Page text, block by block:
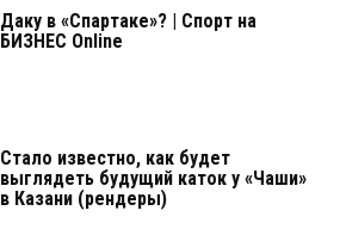
Даку в «Спартаке»? | Спорт на
БИЗНЕС Online
Стало известно, как будет
выглядеть будущий каток у «Чаши»
в Казани (рендеры)